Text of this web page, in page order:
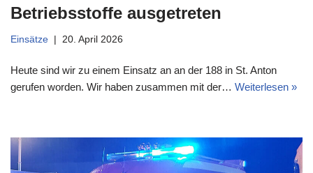
Betriebsstoffe ausgetreten
Einsätze 20. April 2026
Heute sind wir zu einem Einsatz an an der 188 in St. Anton
gerufen worden. Wir haben zusammen mit der… Weiterlesen »